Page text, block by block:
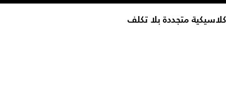
كلاسيكية متجددة بلا تكلف